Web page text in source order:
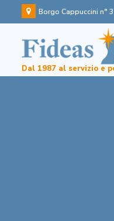
Borgo Cappuccini n°
Dal 1987 al servizio e